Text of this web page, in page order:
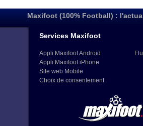
Maxifoot (100% Football) :
Services Maxifoot
Appli Maxifoot Android
Appli Maxifoot iPhone
Site web Mobile
Choix de consentement